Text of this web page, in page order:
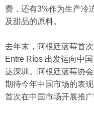
费，还有3%作为生产冷
及甜品的原料。
去年末，阿根廷蓝莓首
Entre Ríos 出发运向中
达深圳。阿根廷蓝莓协
期待今年中国市场的表
首次在中国市场开展推广